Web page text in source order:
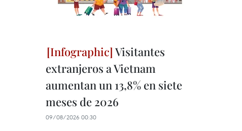
Visitantes
extranjeros a Vietnam
aumentan un 13,8% en siete
meses de 2026
09/08/2026 00:30